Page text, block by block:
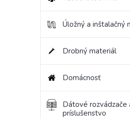
Úložný a inštalačný
Drobný materiál
Domácnosť
Dátové rozvádzače
príslušenstvo